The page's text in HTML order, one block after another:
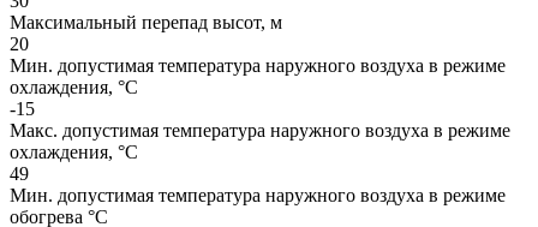
Максимальный перепад высот, м
20
Мин. допустимая температура наружного воздуха в режиме
охлаждения, °С
-15
Макс. допустимая температура наружного воздуха в режиме
охлаждения, °С
49
Мин. допустимая температура наружного воздуха в режиме
обогрева °С